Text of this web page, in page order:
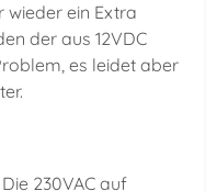
wieder ein Extra
der aus 12VDC
es leidet aber
Die 230VAC auf